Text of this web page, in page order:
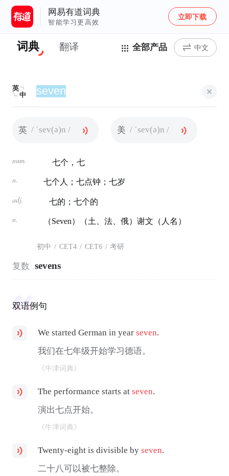
网易有道词典
智能学习更高效
立即下载
词典 翻译 全部产品 中文
英
中
英 / ˈsev(ə)n / 美 / ˈsev(ə)n /
num. 七个，七
n. 七个人；七点钟；七岁
adj. 七的；七个的
n. （Seven）（土、法、俄）谢文（人名）
初中 / CET4 / CET6 / 考研
复数 sevens
双语例句
We started German in yearseven.
我们在七年级开始学习德语。
《牛津词典》
The performance starts atseven.
演出七点开始。
《牛津词典》
Twenty-eight is divisible byseven.
二十八可以被七整除。